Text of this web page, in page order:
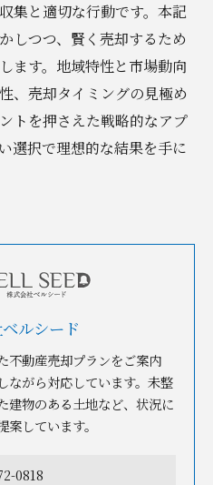
集と適切な行動です。本記
しつつ、賢く売却するため
ます。地域特性と市場動向
、売却タイミングの見極め
トを押さえた戦略的なアプ
選択で理想的な結果を手に
ルシード
不動産売却プランをご案内
ながら対応しています。未整
建物のある土地など、状況に
しています。
0818